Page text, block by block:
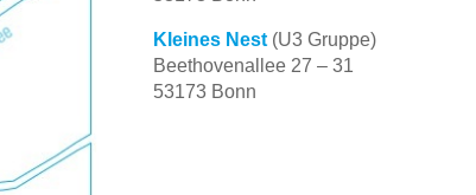
Kleines Nest (U3 Gruppe)
Beethovenallee 27 – 31
53173 Bonn